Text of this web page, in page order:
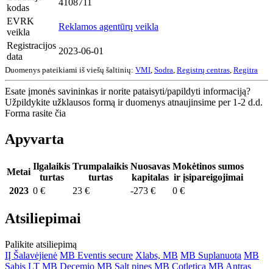
kodas
EVRK
veikla
Reklamos agentūrų veikla
Registracijos
data
2023-06-01
Duomenys pateikiami iš viešų šaltinių: VMI Sodra Registrų centras Regitra
Esate įmonės savininkas ir norite pataisyti/papildyti informaciją?
Užpildykite užklausos formą ir duomenys atnaujinsime per 1-2 d.d.
Forma rasite čia
Apyvarta
Metai
Ilgalaikis
turtas
Trumpalaikis
turtas
Nuosavas
kapitalas
Mokėtinos sumos
ir įsipareigojimai
2023 0 € 23 € -273 € 0 €
Atsiliepimai
Palikite atsiliepimą
IĮ Šalavėjienė MB Eventis secure Xlabs, MB MB Suplanuota MB
Sabis LT MB Decemio MB Salt pines MB Cotletica MB Antras